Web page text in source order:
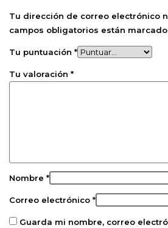
Tu dirección de correo electrónico
campos obligatorios están
Tu puntuación *
Tu valoración *
Nombre *
Correo electrónico *
Guarda mi nombre, correo